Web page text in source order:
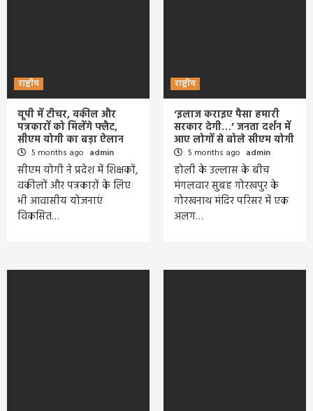
राष्ट्रीय
यूपी में टीचर, वकील और
पत्रकारों को मिलेंगे फ्लैट,
सीएम योगी का बड़ा ऐलान
5 months ago admin
सीएम योगी ने प्रदेश में शिक्षकों,
वकीलों और पत्रकारों के लिए
भी आवासीय योजनाएं
विकसित…
राष्ट्रीय
‘इलाज कराइए पैसा हमारी
सरकार देगी…’ जनता दर्शन में
आए लोगों से बोले सीएम योगी
5 months ago admin
होली के उल्लास के बीच
मंगलवार सुबह गोरखपुर के
गोरखनाथ मंदिर परिसर में एक
अलग…